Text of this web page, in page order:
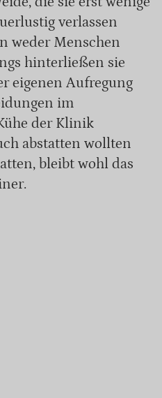
verlassen
weder Menschen
hinterließen sie
eigenen Aufregung
im
der Klinik
abstatten wollten
bleibt wohl das